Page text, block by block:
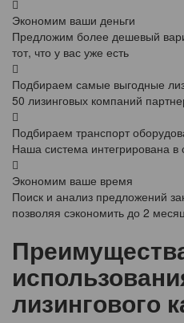
Экономим ваши деньги
Предложим более дешевый
тот, что у вас уже есть
Подбираем самые выгодные
50 лизинговых компаний
Подбираем транспорт
Наша система интегрирована в
Экономим ваше время
Поиск и анализ предложений
позволяя сэкономить до 2
лизингового